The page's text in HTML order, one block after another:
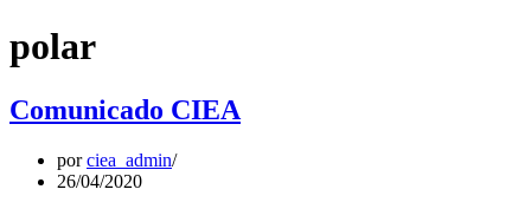
polar
Comunicado CIEA
porciea_admin
26/04/2020